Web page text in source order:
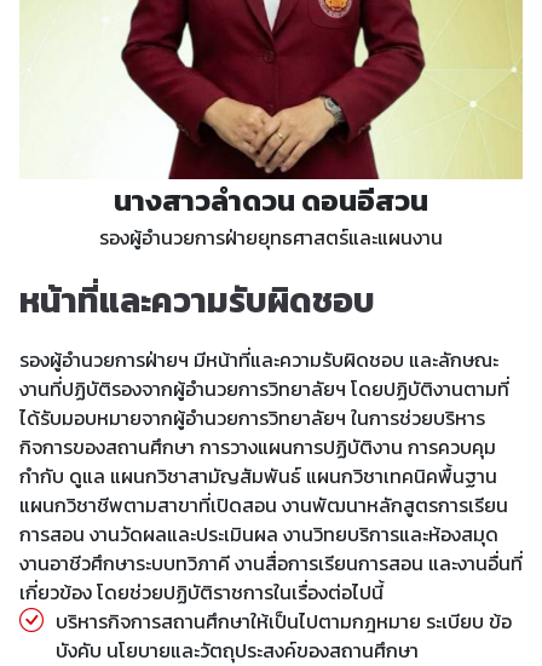
นางสาวลำดวน ดอนอีสวน
รองผู้อำนวยการฝ่ายยุทธศาสตร์และแผนงาน
หน้าที่และความรับผิดชอบ
รองผู้อำนวยการฝ่ายฯ มีหน้าที่และความรับผิดชอบ และลักษณะ
งานที่ปฏิบัติรองจากผู้อำนวยการวิทยาลัยฯ โดยปฏิบัติงานตามที่
ได้รับมอบหมายจากผู้อำนวยการวิทยาลัยฯ ในการช่วยบริหาร
กิจการของสถานศึกษา การวางแผนการปฏิบัติงาน การควบคุม
กำกับ ดูแล แผนกวิชาสามัญสัมพันธ์ แผนกวิชาเทคนิคพื้นฐาน
แผนกวิชาชีพตามสาขาที่เปิดสอน งานพัฒนาหลักสูตรการเรียน
การสอน งานวัดผลและประเมินผล งานวิทยบริการและห้องสมุด
งานอาชีวศึกษาระบบทวิภาคี งานสื่อการเรียนการสอน และงานอื่นที่
เกี่ยวข้อง โดยช่วยปฏิบัติราชการในเรื่องต่อไปนี้
บริหารกิจการสถานศึกษาให้เป็นไปตามกฎหมาย ระเบียบ ข้อ
บังคับ นโยบายและวัตถุประสงค์ของสถานศึกษา